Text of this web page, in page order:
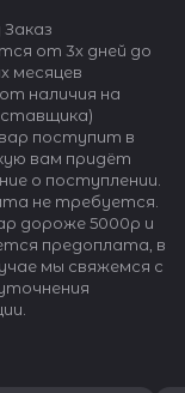
от 3х дней до
месяцев
наличия на
поступит в
вам придёт
о поступлении.
не требуется.
дороже 5000р и
предоплата, в
мы свяжемся с